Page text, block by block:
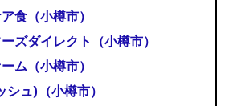
食（小樽市）
ズダイレクト（小樽市）
ム（小樽市）
ュ)（小樽市）